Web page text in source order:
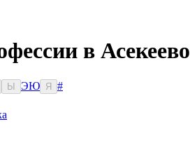
в Асекеево
Ы ЭЮ Я
#